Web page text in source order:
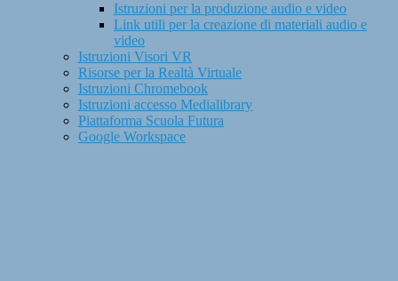
Istruzioni per la produzione audio e video
Link utili per la creazione di materiali audio e
video
Istruzioni Visori VR
Risorse per la Realtà Virtuale
Istruzioni Chromebook
Istruzioni accesso Medialibrary
Piattaforma Scuola Futura
Google Workspace